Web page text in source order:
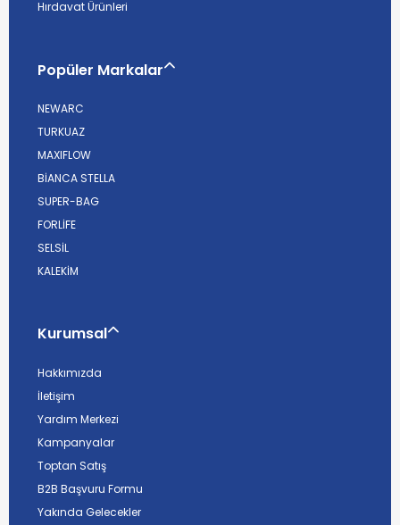
Hırdavat Ürünleri
Popüler Markalar
NEWARC
TURKUAZ
MAXIFLOW
BİANCA STELLA
SUPER-BAG
FORLİFE
SELSİL
KALEKİM
Kurumsal
Hakkımızda
İletişim
Yardım Merkezi
Kampanyalar
Toptan Satış
B2B Başvuru Formu
Yakında Gelecekler